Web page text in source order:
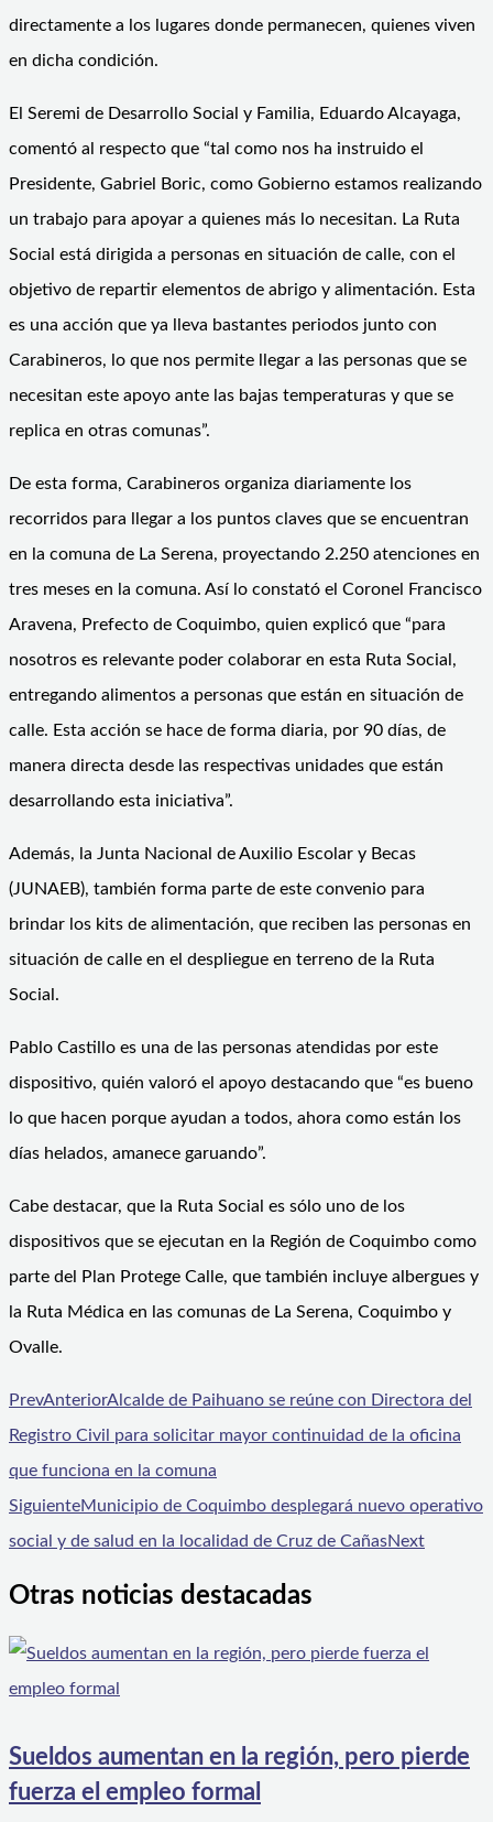
directamente a los lugares donde permanecen, quienes viven
en dicha condición.
El Seremi de Desarrollo Social y Familia, Eduardo Alcayaga,
comentó al respecto que “tal como nos ha instruido el
Presidente, Gabriel Boric, como Gobierno estamos realizando
un trabajo para apoyar a quienes más lo necesitan. La Ruta
Social está dirigida a personas en situación de calle, con el
objetivo de repartir elementos de abrigo y alimentación. Esta
es una acción que ya lleva bastantes periodos junto con
Carabineros, lo que nos permite llegar a las personas que se
necesitan este apoyo ante las bajas temperaturas y que se
replica en otras comunas”.
De esta forma, Carabineros organiza diariamente los
recorridos para llegar a los puntos claves que se encuentran
en la comuna de La Serena, proyectando 2.250 atenciones en
tres meses en la comuna. Así lo constató el Coronel Francisco
Aravena, Prefecto de Coquimbo, quien explicó que “para
nosotros es relevante poder colaborar en esta Ruta Social,
entregando alimentos a personas que están en situación de
calle. Esta acción se hace de forma diaria, por 90 días, de
manera directa desde las respectivas unidades que están
desarrollando esta iniciativa”.
Además, la Junta Nacional de Auxilio Escolar y Becas
(JUNAEB), también forma parte de este convenio para
brindar los kits de alimentación, que reciben las personas en
situación de calle en el despliegue en terreno de la Ruta
Social.
Pablo Castillo es una de las personas atendidas por este
dispositivo, quién valoró el apoyo destacando que “es bueno
lo que hacen porque ayudan a todos, ahora como están los
días helados, amanece garuando”.
Cabe destacar, que la Ruta Social es sólo uno de los
dispositivos que se ejecutan en la Región de Coquimbo como
parte del Plan Protege Calle, que también incluye albergues y
la Ruta Médica en las comunas de La Serena, Coquimbo y
Ovalle.
PrevAnteriorAlcalde de Paihuano se reúne con Directora del
Registro Civil para solicitar mayor continuidad de la oficina
que funciona en la comuna
SiguienteMunicipio de Coquimbo desplegará nuevo operativo
social y de salud en la localidad de Cruz de CañasNext
Otras noticias destacadas
Sueldos aumentan en la región, pero pierde
fuerza el empleo formal